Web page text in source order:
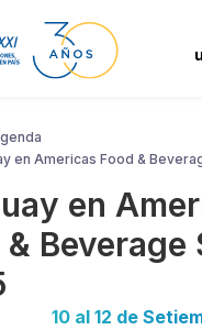
en Americas Food &
en
& Beverage
10 al 12 de